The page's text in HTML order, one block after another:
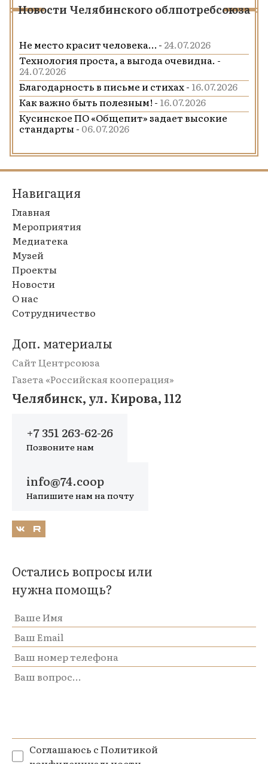
Новости Челябинского облпотребсоюза
Не место красит человека… - 24.07.2026
Технология проста, а выгода очевидна. -
24.07.2026
Благодарность в письме и стихах - 16.07.2026
Как важно быть полезным! - 16.07.2026
Кусинское ПО «Общепит» задает высокие
стандарты - 06.07.2026
Навигация
Главная
Мероприятия
Медиатека
Музей
Проекты
Новости
О нас
Сотрудничество
Доп. материалы
Сайт Центрсоюза
Газета «Российская кооперация»
Челябинск, ул. Кирова, 112
+7 351 263-62-26
Позвоните нам
info@74.coop
Напишите нам на почту
Остались вопросы или
нужна помощь?
Соглашаюсь сПолитикой